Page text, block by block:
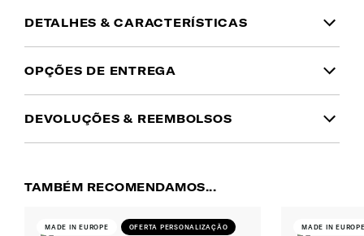
DETALHES & CARACTERÍSTICAS
INFORMAÇÃO DO PRODUTO
Garantia
OPÇÕES DE ENTREGA
Domicílio
superiores a 50€. Será cobrado um custo
DEVOLUÇÕES & REEMBOLSOS
qualquer encomenda noprazo de 30 dias a partir
TAMBÉM RECOMENDAMOS...
MADE IN EUROPE OFERTA PERSONALIZAÇÃO MADE IN